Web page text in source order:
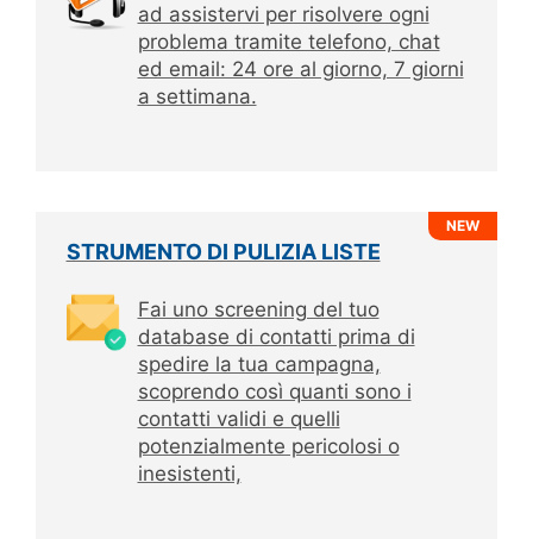
ad assistervi per risolvere ogni
problema tramite telefono, chat
ed email: 24 ore al giorno, 7 giorni
a settimana.
STRUMENTO DI PULIZIA LISTE
NEW
Fai uno screening del tuo
database di contatti prima di
spedire la tua campagna,
scoprendo così quanti sono i
contatti validi e quelli
potenzialmente pericolosi o
inesistenti,